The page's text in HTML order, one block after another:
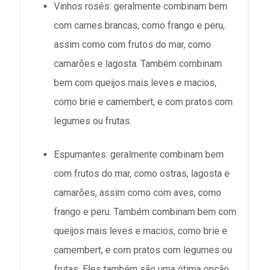
Vinhos rosés: geralmente combinam bem
com carnes brancas, como frango e peru,
assim como com frutos do mar, como
camarões e lagosta. Também combinam
bem com queijos mais leves e macios,
como brie e camembert, e com pratos com
legumes ou frutas.
Espumantes: geralmente combinam bem
com frutos do mar, como ostras, lagosta e
camarões, assim como com aves, como
frango e peru. Também combinam bem com
queijos mais leves e macios, como brie e
camembert, e com pratos com legumes ou